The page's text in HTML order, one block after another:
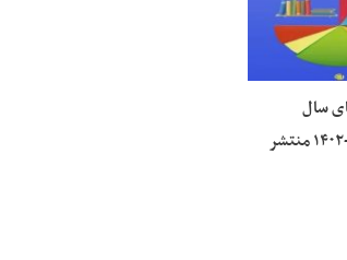
سال
تحصیلی ۱۴۰۳-۱۴۰۲ منتشر